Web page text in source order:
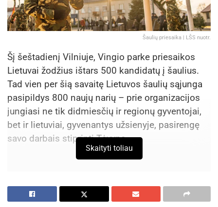
Šaulių priesaika | LŠS nuotr.
Šį šeštadienį Vilniuje, Vingio parke priesaikos
Lietuvai žodžius ištars 500 kandidatų į šaulius.
Tad vien per šią savaitę Lietuvos šaulių sąjunga
pasipildys 800 naujų narių – prie organizacijos
jungiasi ne tik didmiesčių ir regionų gyventojai,
bet ir lietuviai, gyvenantys užsienyje, pasirengę
savo darbais stiprinti Tėvynę.
Švenčiant Lietuvos kariuomenės dieną tarnauti
Lietuvai prisiekė nauji šauliai Alsėdžiuose,
Skaityti toliau